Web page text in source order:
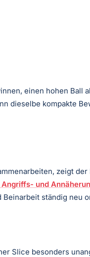
einen hohen Ball
dieselbe kompakte
zeigt der
und
ständig neu
Slice besonders